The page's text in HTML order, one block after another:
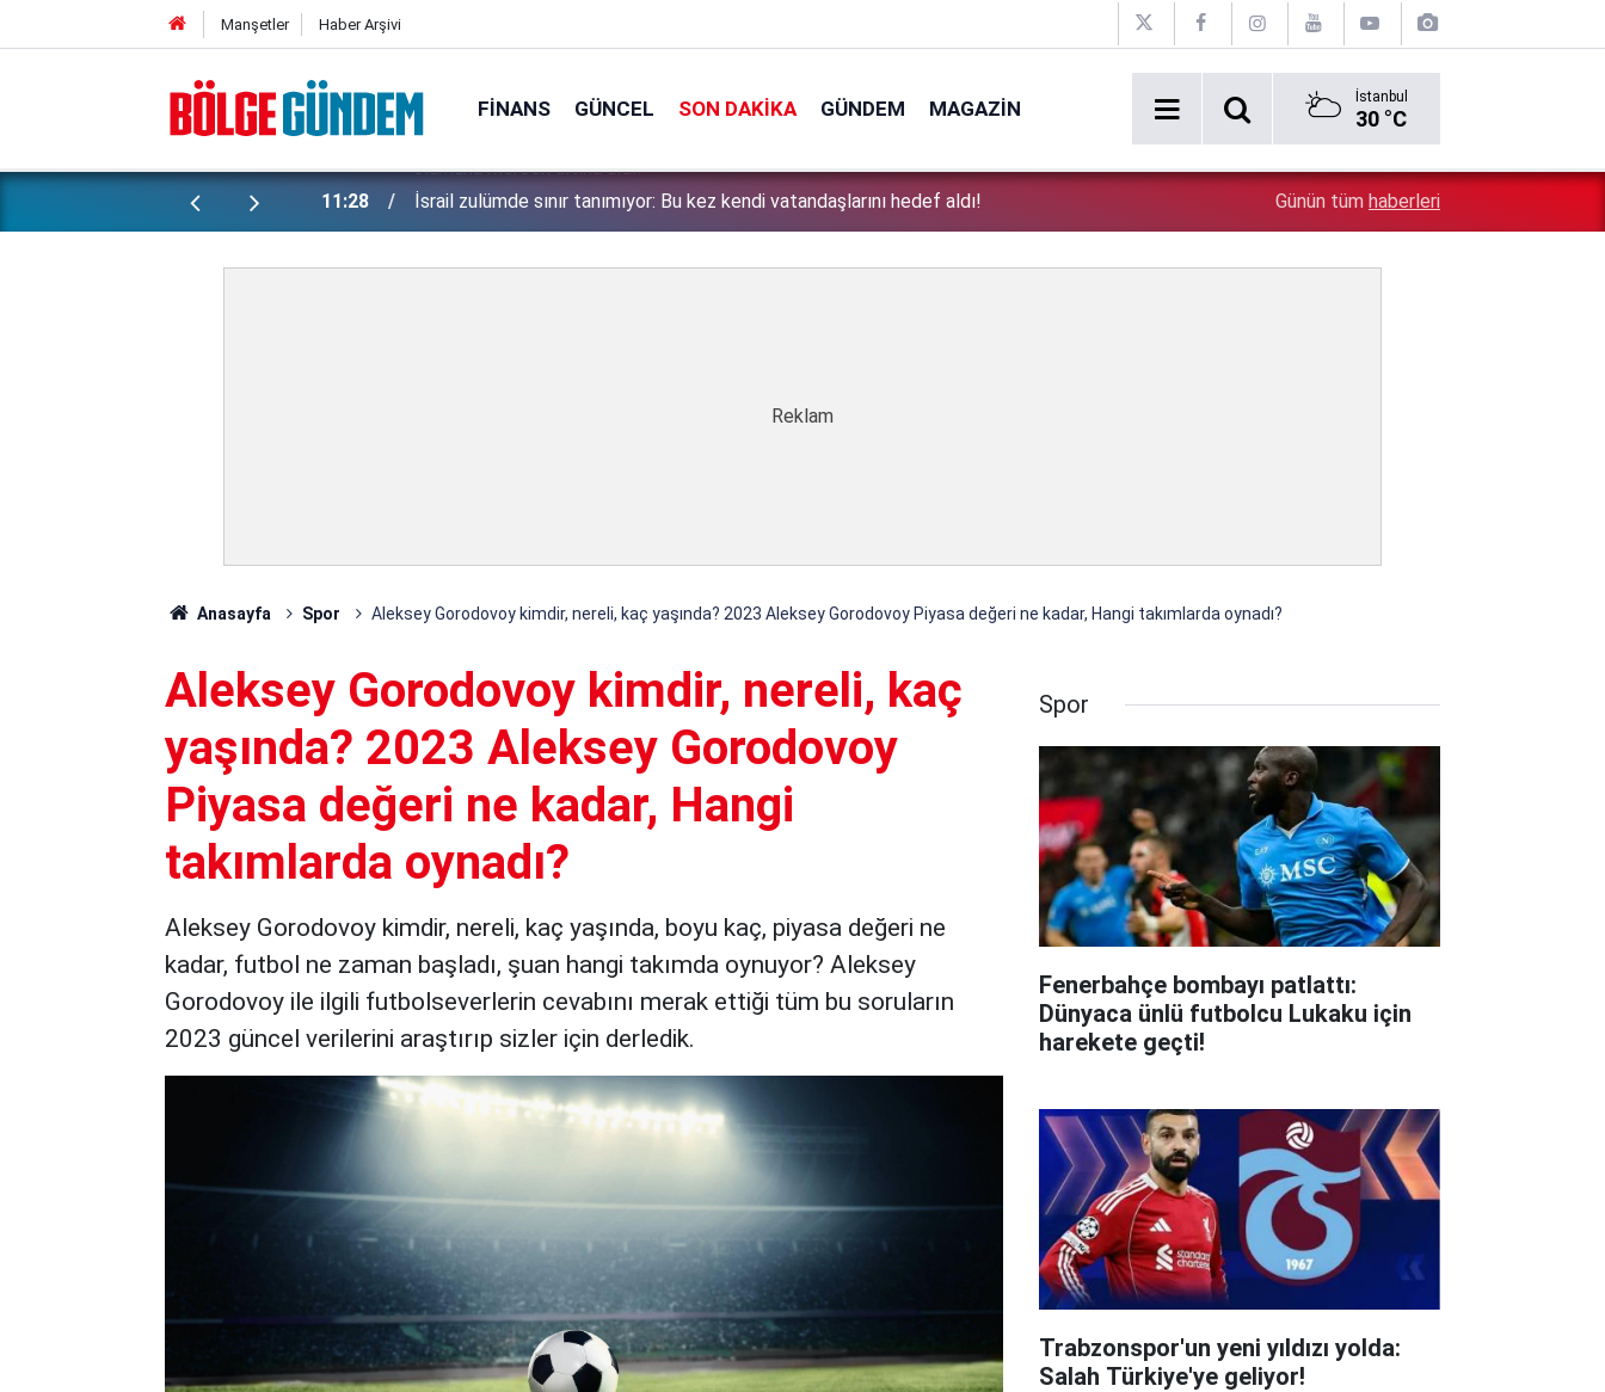
Manşetler Haber Arşivi
FINANS GÜNCEL SON DAKIKA GÜNDEM MAGAZIN İstanbul
30 °C
Bakan Gürlek şüpheli 2 çocuğun
11:28 İsrail zulümde sınır tanımıyor: Bu kez kendi vatandaşlarını hedef aldı!
Erken tatil rezervasyonu mağdurları için Ticaret
Günün tüm haberleri
Anasayfa Spor Aleksey Gorodovoy kimdir, nereli, kaç yaşında? 2023 Aleksey Gorodovoy Piyasa değeri ne kadar, Hangi takımlarda oynadı?
Aleksey Gorodovoy kimdir, nereli, kaç
yaşında? 2023 Aleksey Gorodovoy
Piyasa değeri ne kadar, Hangi
takımlarda oynadı?
Aleksey Gorodovoy kimdir, nereli, kaç yaşında, boyu kaç, piyasa değeri ne
kadar, futbol ne zaman başladı, şuan hangi takımda oynuyor? Aleksey
Gorodovoy ile ilgili futbolseverlerin cevabını merak ettiği tüm bu soruların
2023 güncel verilerini araştırıp sizler için derledik.
Spor
Fenerbahçe bombayı patlattı:
Dünyaca ünlü futbolcu Lukaku için
harekete geçti!
Trabzonspor'un yeni yıldızı yolda:
Salah Türkiye'ye geliyor!